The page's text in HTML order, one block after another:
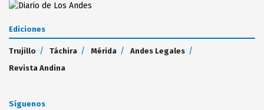
Ediciones
Trujillo Táchira Mérida
Andes Legales
Revista Andina
Síguenos